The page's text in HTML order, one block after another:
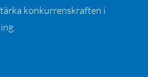
konkurrenskraften i